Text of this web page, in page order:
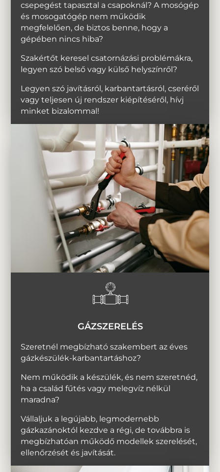
csepegést tapasztal a csapoknál? A mosógép
és mosogatógép nem működik
megfelelően, de biztos benne, hogy a
gépében nincs hiba?
Szakértőt keresel csatornázási problémákra,
legyen szó belső vagy külső helyszínről?
Legyen szó javításról, karbantartásról, cseréről
vagy teljesen új rendszer kiépítéséről, hívj
minket bizalommal!
GÁZSZERELÉS
Szeretnél megbízható szakembert az éves
gázkészülék-karbantartáshoz?
Nem működik a készülék, és nem szeretnéd,
ha a család fűtés vagy melegvíz nélkül
maradna?
Vállaljuk a legújabb, legmodernebb
gázkazánoktól kezdve a régi, de továbbra is
megbízhatóan működő modellek szerelését,
ellenőrzését és javítását.